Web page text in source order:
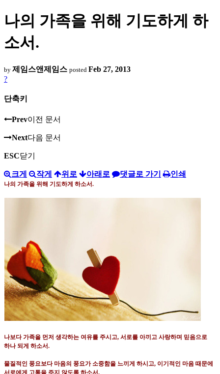
나의 가족을 위해 기도하게 하
소서.
by 제임스앤제임스 posted Feb 27, 2013
?
단축키
Prev이전 문서
Next다음 문서
ESC닫기
크게 작게 위로 아래로 댓글로 가기 인쇄
나의 가족을 위해 기도하게 하소서.
나보다 가족을 먼저 생각하는 여유를 주시고, 서로를 아끼고 사랑하며 믿음으로
하나 되게 하소서.
물질적인 풍요보다 마음의 풍요가 소중함을 느끼게 하시고, 이기적인 마음 때문에